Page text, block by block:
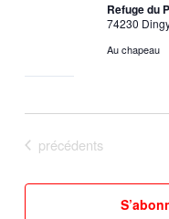
Refuge du
74230
Au chapeau
Évènements
précédents